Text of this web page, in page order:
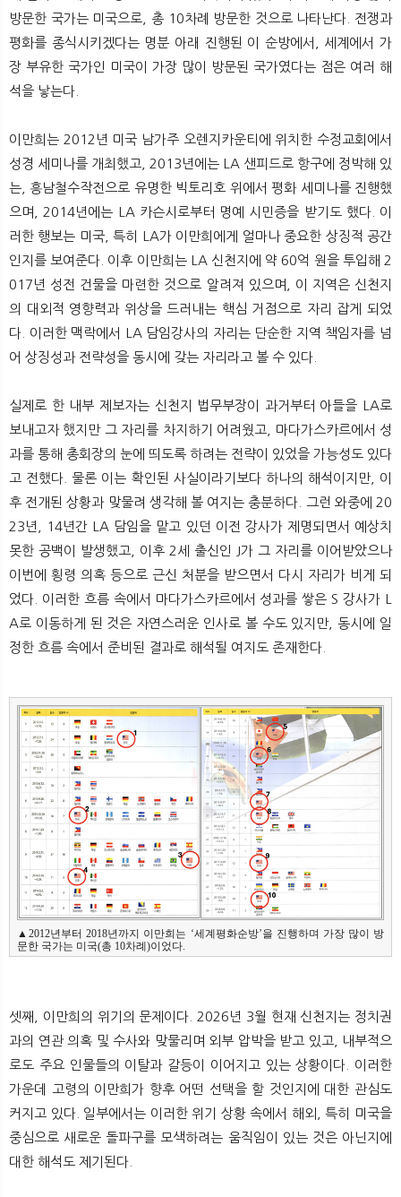
방문한 국가는 미국으로, 총 10차례 방문한 것으로 나타난다. 전쟁과
평화를 종식시키겠다는 명분 아래 진행된 이 순방에서, 세계에서 가
장 부유한 국가인 미국이 가장 많이 방문된 국가였다는 점은 여러 해
석을 낳는다.
이만희는 2012년 미국 남가주 오렌지카운티에 위치한 수정교회에서
성경 세미나를 개최했고, 2013년에는 LA 샌피드로 항구에 정박해 있
는, 흥남철수작전으로 유명한 빅토리호 위에서 평화 세미나를 진행했
으며, 2014년에는 LA 카슨시로부터 명예 시민증을 받기도 했다. 이
러한 행보는 미국, 특히 LA가 이만희에게 얼마나 중요한 상징적 공간
인지를 보여준다. 이후 이만희는 LA 신천지에 약 60억 원을 투입해 2
017년 성전 건물을 마련한 것으로 알려져 있으며, 이 지역은 신천지
의 대외적 영향력과 위상을 드러내는 핵심 거점으로 자리 잡게 되었
다. 이러한 맥락에서 LA 담임강사의 자리는 단순한 지역 책임자를 넘
어 상징성과 전략성을 동시에 갖는 자리라고 볼 수 있다.
실제로 한 내부 제보자는 신천지 법무부장이 과거부터 아들을 LA로
보내고자 했지만 그 자리를 차지하기 어려웠고, 마다가스카르에서 성
과를 통해 총회장의 눈에 띄도록 하려는 전략이 있었을 가능성도 있다
고 전했다. 물론 이는 확인된 사실이라기보다 하나의 해석이지만, 이
후 전개된 상황과 맞물려 생각해 볼 여지는 충분하다. 그런 와중에 20
23년, 14년간 LA 담임을 맡고 있던 이전 강사가 제명되면서 예상치
못한 공백이 발생했고, 이후 2세 출신인 J가 그 자리를 이어받았으나
이번에 횡령 의혹 등으로 근신 처분을 받으면서 다시 자리가 비게 되
었다. 이러한 흐름 속에서 마다가스카르에서 성과를 쌓은 S 강사가 L
A로 이동하게 된 것은 자연스러운 인사로 볼 수도 있지만, 동시에 일
정한 흐름 속에서 준비된 결과로 해석될 여지도 존재한다.
▲2012년부터 2018년까지 이만희는 ‘세계평화순방’을 진행하며 가장 많이 방
문한 국가는 미국(총 10차례)이었다.
셋째, 이만희의 위기의 문제이다. 2026년 3월 현재 신천지는 정치권
과의 연관 의혹 및 수사와 맞물리며 외부 압박을 받고 있고, 내부적으
로도 주요 인물들의 이탈과 갈등이 이어지고 있는 상황이다. 이러한
가운데 고령의 이만희가 향후 어떤 선택을 할 것인지에 대한 관심도
커지고 있다. 일부에서는 이러한 위기 상황 속에서 해외, 특히 미국을
중심으로 새로운 돌파구를 모색하려는 움직임이 있는 것은 아닌지에
대한 해석도 제기된다.